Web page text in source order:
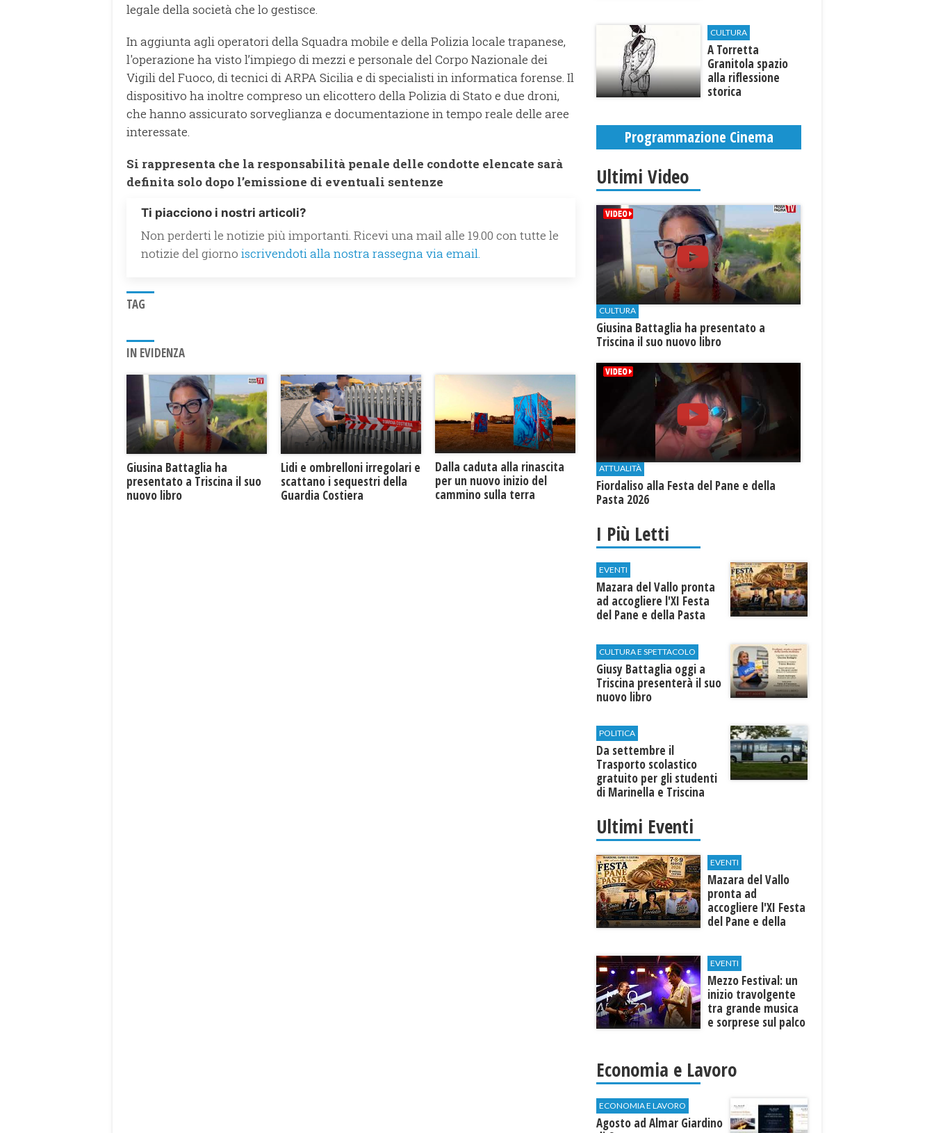
legale della società che lo gestisce.
In aggiunta agli operatori della Squadra mobile e della Polizia locale trapanese,
l'operazione ha visto l’impiego di mezzi e personale del Corpo Nazionale dei
Vigili del Fuoco, di tecnici di ARPA Sicilia e di specialisti in informatica forense. Il
dispositivo ha inoltre compreso un elicottero della Polizia di Stato e due droni,
che hanno assicurato sorveglianza e documentazione in tempo reale delle aree
interessate.
Si rappresenta che la responsabilità penale delle condotte elencate sarà
definita solo dopo l’emissione di eventuali sentenze
Ti piacciono i nostri articoli?
Non perderti le notizie più importanti. Ricevi una mail alle 19.00 con tutte le
notizie del giorno iscrivendoti alla nostra rassegna via email.
TAG
IN EVIDENZA
Giusina Battaglia ha
presentato a Triscina il suo
nuovo libro
Lidi e ombrelloni irregolari e
scattano i sequestri della
Guardia Costiera
Dalla caduta alla rinascita
per un nuovo inizio del
cammino sulla terra
CULTURA
​A Torretta
Granitola spazio
alla riflessione
storica
Programmazione Cinema
Ultimi Video
CULTURA
Giusina Battaglia ha presentato a
Triscina il suo nuovo libro
ATTUALITÀ
Fiordaliso alla Festa del Pane e della
Pasta 2026
I Più Letti
EVENTI
Mazara del Vallo pronta
ad accogliere l'XI Festa
del Pane e della Pasta
CULTURA E SPETTACOLO
Giusy Battaglia oggi a
Triscina presenterà il suo
nuovo libro
POLITICA
Da settembre il
Trasporto scolastico
gratuito per gli studenti
di Marinella e Triscina
Ultimi Eventi
EVENTI
Mazara del Vallo
pronta ad
accogliere l'XI Festa
del Pane e della
EVENTI
Mezzo Festival: un
inizio travolgente
tra grande musica
e sorprese sul palco
Economia e Lavoro
ECONOMIA E LAVORO
Agosto ad Almar Giardino